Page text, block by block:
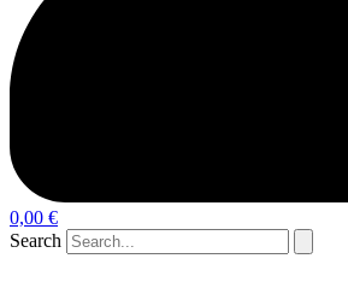
0,00 €
Search